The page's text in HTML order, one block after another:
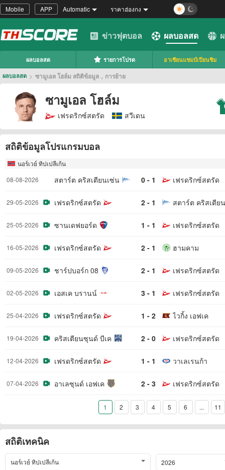
Mobile APP Automatic ราคาฮ่องกง
ข่าวฟุตบอล ผลบอลสด
ผลบอลสด รายการโปรด อาเซียนแชมป์เปียนชิม
ผลบอลสด > ซามูเอล โฮล์ม สถิติข้อมูล，การย้าย
ซามูเอล โฮล์ม
เฟรดริกซ์สตรัด สวีเดน
สถิติข้อมูลโปรแกรมบอล
นอร์เวย์ ทิปเปลีเก้น
08-08-2026
สตาร์ต คริสเตียนเซ่น 0 - 1 เฟรดริกซ์สตรัด
29-05-2026 เฟรดริกซ์สตรัด 2 - 1 สตาร์ต คริสเตีย
25-05-2026 ซานเดฟยอร์ด 1 - 1 เฟรดริกซ์สตรัด
16-05-2026 เฟรดริกซ์สตรัด 2 - 1 ฮามคาม
09-05-2026 ชาร์ปบอร์ก 08 2 - 1 เฟรดริกซ์สตรัด
02-05-2026 เอสเค บรานน์ 3 - 1 เฟรดริกซ์สตรัด
25-04-2026 เฟรดริกซ์สตรัด 1 - 2 ไวกิ้ง เอฟเค
19-04-2026 คริสเตียนซุนด์ บีเค 2 - 0 เฟรดริกซ์สตรัด
12-04-2026 เฟรดริกซ์สตรัด 1 - 1 วาเลเรนก้า
07-04-2026 อาเลซุนด์ เอฟเค 2 - 3 เฟรดริกซ์สตรัด
1 2 3 4 5 6 ... 11
สถิติเทคนิค
นอร์เวย์ ทิปเปลีเก้น 2026